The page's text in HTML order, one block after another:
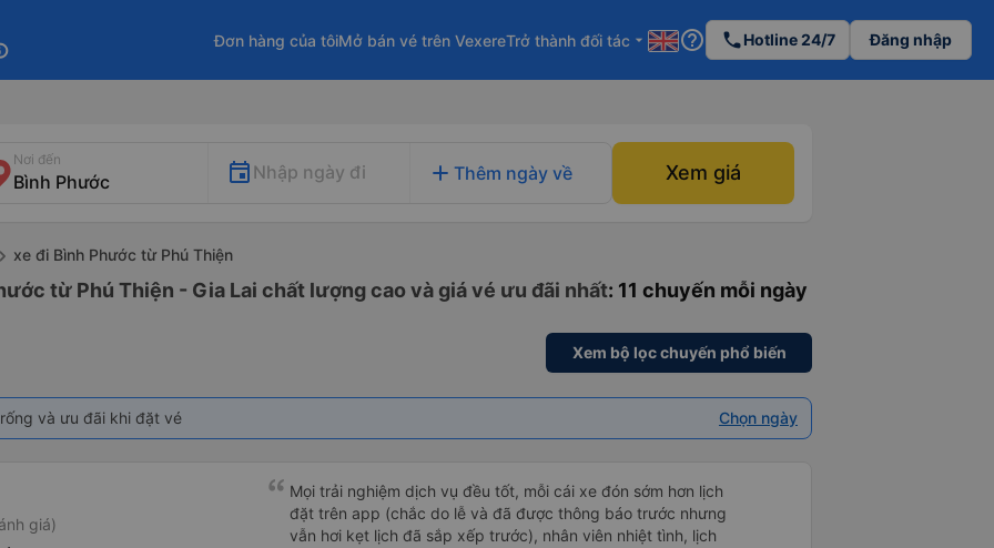
Đơn hàng của tôiMở bán vé trên VexereTrở thành đối tác arrow_drop_down help_outline phoneHotline 24/7 Đăng nhập
Nơi đến
Nhập ngày đi add Thêm ngày về Xem giá
xe đi Bình Phước từ Phú Thiện
từ Phú Thiện - Gia Lai chất lượng cao và giá vé ưu đãi nhất: 11 chuyến mỗi ngày
Xem bộ lọc chuyến phổ biến
và ưu đãi khi đặt vé Chọn ngày
giá)
Mọi trải nghiệm dịch vụ đều tốt, mỗi cái xe đón sớm hơn lịch
đặt trên app (chắc do lễ và đã được thông báo trước nhưng
vẫn hơi kẹt lịch đã sắp xếp trước), nhân viên nhiệt tình, lịch